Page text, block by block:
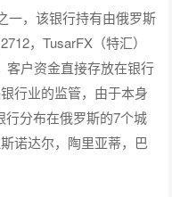
一，该银行持有由俄罗斯
，TusarFX（特汇）
客户资金直接存放在银行
行业的监管，由于本身
分布在俄罗斯的7个城
诺达尔，陶里亚蒂，巴